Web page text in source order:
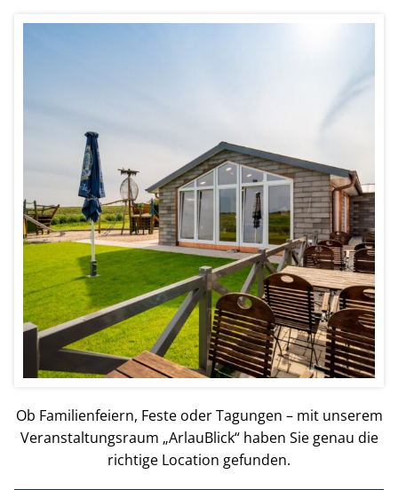
Ob Familienfeiern, Feste oder Tagungen – mit unserem
Veranstaltungsraum „ArlauBlick“ haben Sie genau die
richtige Location gefunden.